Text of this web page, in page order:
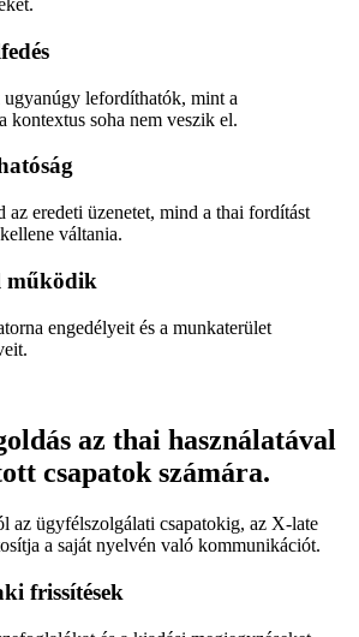
ugyanúgy lefordíthatók, mint a
kontextus soha nem veszik el.
eredeti üzenetet, mind a thai fordítást
váltania.
működik
engedélyeit és a munkaterület
az thai használatával
csapatok számára.
az ügyfélszolgálati csapatokig, az X-late
a saját nyelvén való kommunikációt.
frissítések